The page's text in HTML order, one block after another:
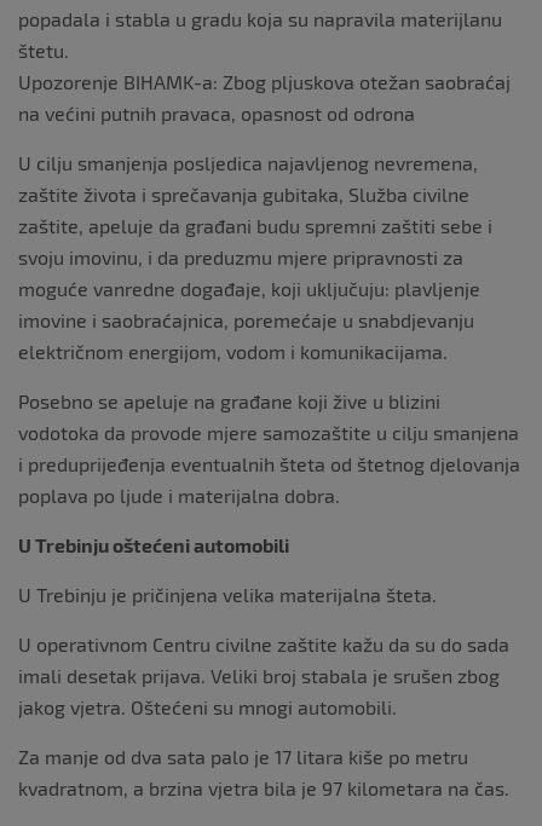
popadala i stabla u gradu koja su napravila materijlanu
štetu.
Upozorenje BIHAMK-a: Zbog pljuskova otežan saobraćaj
na većini putnih pravaca, opasnost od odrona
U cilju smanjenja posljedica najavljenog nevremena,
zaštite života i sprečavanja gubitaka, Služba civilne
zaštite, apeluje da građani budu spremni zaštiti sebe i
svoju imovinu, i da preduzmu mjere pripravnosti za
moguće vanredne događaje, koji uključuju: plavljenje
imovine i saobraćajnica, poremećaje u snabdjevanju
električnom energijom, vodom i komunikacijama.
Posebno se apeluje na građane koji žive u blizini
vodotoka da provode mjere samozaštite u cilju smanjena
i preduprijeđenja eventualnih šteta od štetnog djelovanja
poplava po ljude i materijalna dobra.
U Trebinju oštećeni automobili
U Trebinju je pričinjena velika materijalna šteta.
U operativnom Centru civilne zaštite kažu da su do sada
imali desetak prijava. Veliki broj stabala je srušen zbog
jakog vjetra. Oštećeni su mnogi automobili.
Za manje od dva sata palo je 17 litara kiše po metru
kvadratnom, a brzina vjetra bila je 97 kilometara na čas.